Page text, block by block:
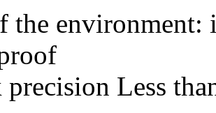
the environment:
Less